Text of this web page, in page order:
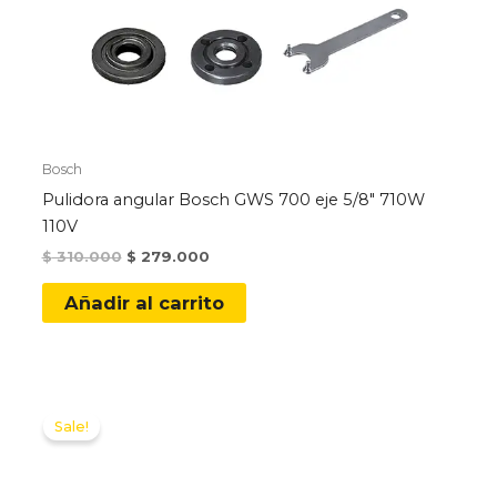
Bosch
Pulidora angular Bosch GWS 700 eje 5/8″ 710W
110V
$310.000 Original
was:
$ 310.000.
$ 279.000Current
$ 279.000.
Añadir al carrito
Sale!